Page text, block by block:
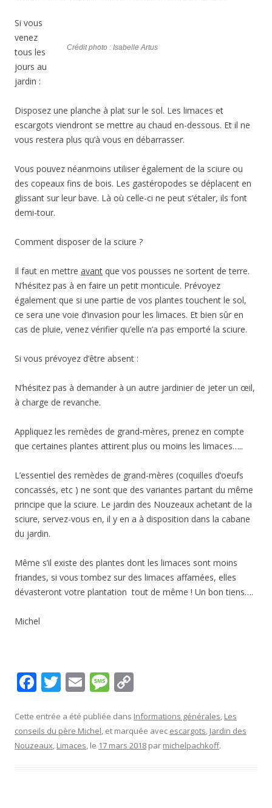
Crédit photo : Isabelle Artus
Si vous
venez
tous les
jours au
jardin :
Disposez une planche à plat sur le sol. Les limaces et
escargots viendront se mettre au chaud en-dessous. Et il ne
vous restera plus qu’à vous en débarrasser.
Vous pouvez néanmoins utiliser également de la sciure ou
des copeaux fins de bois. Les gastéropodes se déplacent en
glissant sur leur bave. Là où celle-ci ne peut s’étaler, ils font
demi-tour.
Comment disposer de la sciure ?
Il faut en mettre avant que vos pousses ne sortent de terre.
N’hésitez pas à en faire un petit monticule. Prévoyez
également que si une partie de vos plantes touchent le sol,
ce sera une voie d’invasion pour les limaces. Et bien sûr en
cas de pluie, venez vérifier qu’elle n’a pas emporté la sciure.
Si vous prévoyez d’être absent :
N’hésitez pas à demander à un autre jardinier de jeter un œil,
à charge de revanche.
Appliquez les remèdes de grand-mères, prenez en compte
que certaines plantes attirent plus ou moins les limaces…..
L’essentiel des remèdes de grand-mères (coquilles d’oeufs
concassés, etc ) ne sont que des variantes partant du même
principe que la sciure. Le jardin des Nouzeaux achetant de la
sciure, servez-vous en, il y en a à disposition dans la cabane
du jardin.
Même s’il existe des plantes dont les limaces sont moins
friandes, si vous tombez sur des limaces affamées, elles
dévasteront votre plantation tout de même ! Un bon tiens….
Michel
F
e
b
T
itt
er
E
ai
l
M
ss
a
p
y
Cette entrée a été publiée dans Informations générales, Les
conseils du père Michel, et marquée avec escargots, Jardin des
Nouzeaux, Limaces, le 17 mars 2018 par michelpachkoff.